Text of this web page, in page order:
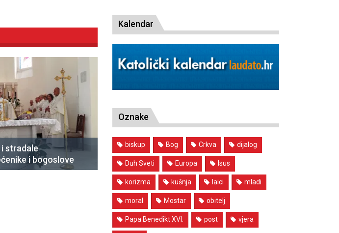
stradale
i bogoslove
Kalendar
Oznake
biskup Bog Crkva dijalog
Duh Sveti Europa Isus
korizma kušnja laici mladi
moral Mostar obitelj
Papa Benedikt XVI. post vjera